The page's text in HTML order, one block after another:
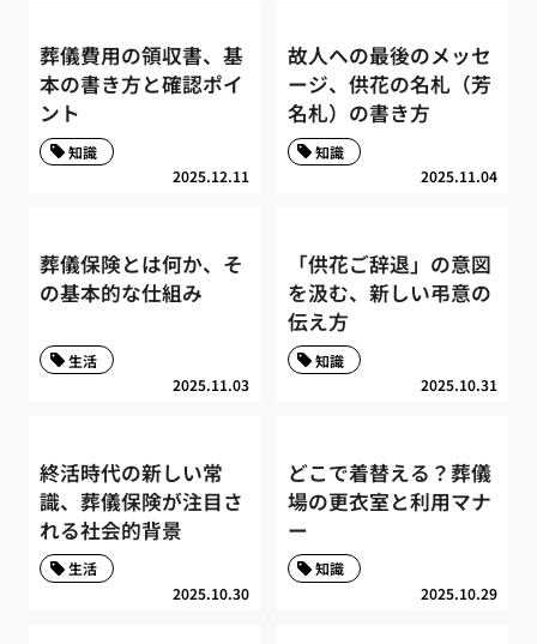
葬儀費用の領収書、基
本の書き方と確認ポイ
ント
2025.12.11
知識
故人への最後のメッセ
ージ、供花の名札（芳
名札）の書き方
2025.11.04
知識
葬儀保険とは何か、そ
の基本的な仕組み
2025.11.03
生活
「供花ご辞退」の意図
を汲む、新しい弔意の
伝え方
2025.10.31
知識
終活時代の新しい常
識、葬儀保険が注目さ
れる社会的背景
2025.10.30
生活
どこで着替える？葬儀
場の更衣室と利用マナ
ー
2025.10.29
知識